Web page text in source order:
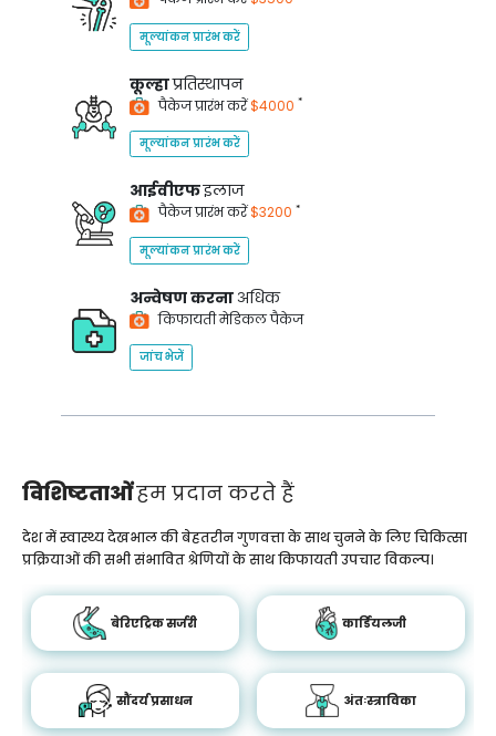
मूल्यांकन प्रारंभ करें
कूल्हाप्रतिस्थापन
पैकेज प्रारंभ करें$4000 *
मूल्यांकन प्रारंभ करें
आईवीएफइलाज
पैकेज प्रारंभ करें$3200 *
मूल्यांकन प्रारंभ करें
अन्वेषण करना अधिक
किफायती मेडिकल पैकेज
जांच भेजें
विशिष्टताओंहम प्रदान करते हैं
देश में स्वास्थ्य देखभाल की बेहतरीन गुणवत्ता के साथ चुनने के लिए चिकित्सा
प्रक्रियाओं की सभी संभावित श्रेणियों के साथ किफायती उपचार विकल्प।
बेरिएट्रिक सर्जरी कार्डियलजी
सौंदर्य प्रसाधन अंतःस्त्राविका